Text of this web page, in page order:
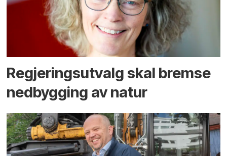
Regjerings­utvalg skal bremse
ned­bygging av natur